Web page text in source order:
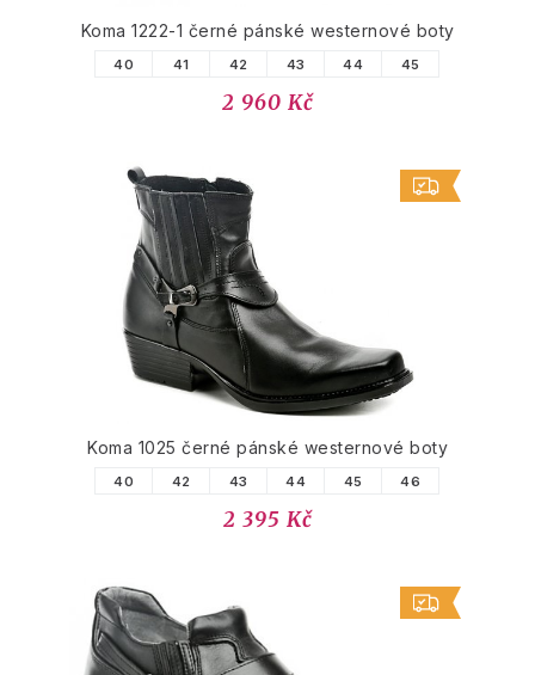
Koma 1222-1 černé pánské westernové boty
40 41 42 43 44 45
2 960 Kč
Koma 1025 černé pánské westernové boty
40 42 43 44 45 46
2 395 Kč